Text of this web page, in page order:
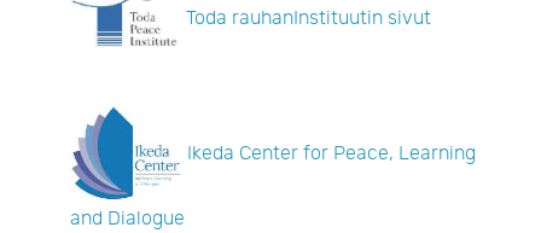
Toda rauhanInstituutin sivut
Ikeda Center for Peace, Learning
and Dialogue